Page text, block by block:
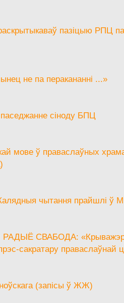
пазіцыю РПЦ
не па перакананні ...»
сіноду БПЦ
мове ў праваслаўных
чытання прайшлі ў
СВАБОДА:
сакратару праваслаўнай
(запісы ў ЖЖ)